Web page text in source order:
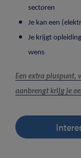
sectoren
Je kan een
Je krijgt
wens
Een extra pluspunt,
aanbrengt krijg je